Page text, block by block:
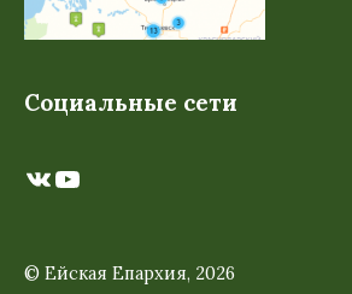
Социальные сети
ВКонтакте
YouTube
© Ейская Епархия, 2026